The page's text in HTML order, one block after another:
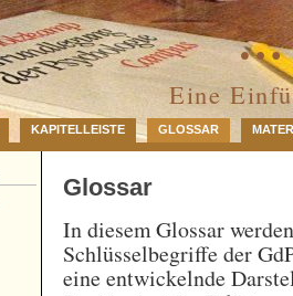
…
Eine
KAPITELLEISTE GLOSSAR
Glossar
In diesem Glossar
Schlüsselbegriffe der
eine entwickelnde